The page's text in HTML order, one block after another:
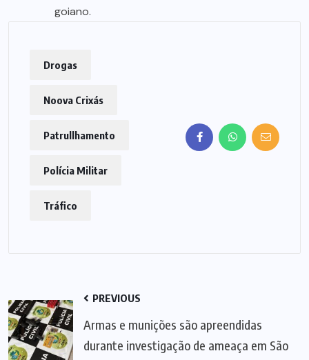
goiano.
Drogas
Noova Crixás
Patrullhamento
Polícia Militar
Tráfico
PREVIOUS
Armas e munições são apreendidas
durante investigação de ameaça em São